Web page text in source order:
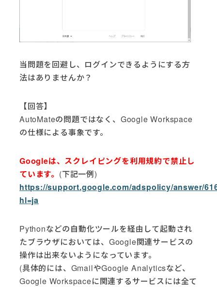
当問題を回避し、ログインできるようにする方
法はありませんか？
【回答】
AutoMateの問題ではなく、Google Workspace
の仕様による事象です。
Googleは、スクレイピングを利用規約で禁止し
ています。 (下記一例)
https://support.google.com/adspolicy/answer/
hl=ja
Pythonなどの自動化ツールを経由して起動され
たブラウザにおいては、Google関連サービスの
操作は出来ないようになっています。
(具体的には、GmailやGoogle Analyticsなど、
Google Workspaceに関連するサービスには全て